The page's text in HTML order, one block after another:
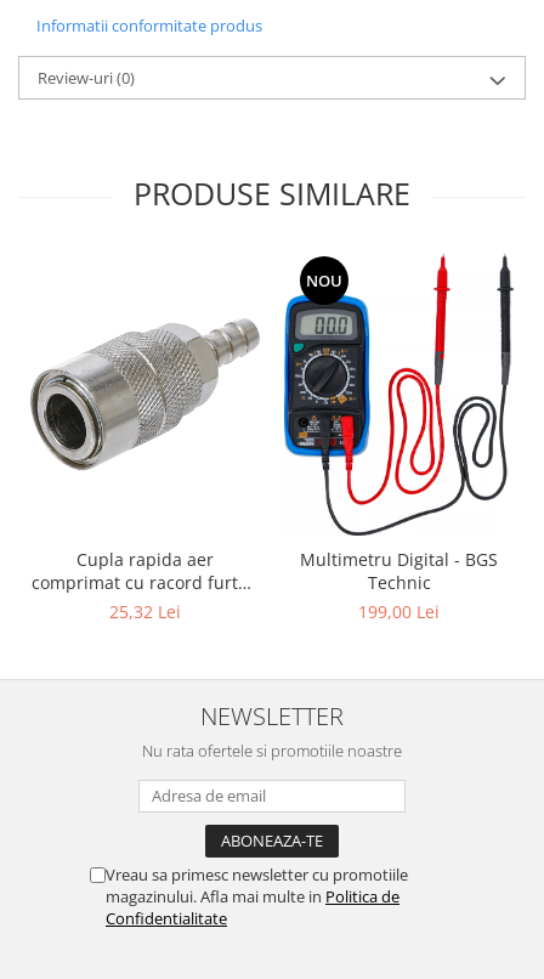
Informatii conformitate produs
Review-uri(0)
PRODUSE SIMILARE
Cupla rapida aer
comprimat cu racord furtun
8 mm (5/16") | SUA / Franta
25,32 Lei
NOU
Multimetru Digital - BGS
Technic
199,00 Lei
NEWSLETTER
Nu rata ofertele si promotiile noastre
Vreau sa primesc newsletter cu promotiile
magazinului. Afla mai multe in Politica de
Confidentialitate